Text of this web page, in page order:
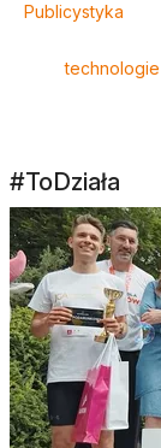
Publicystyka
technologie
#ToDziała